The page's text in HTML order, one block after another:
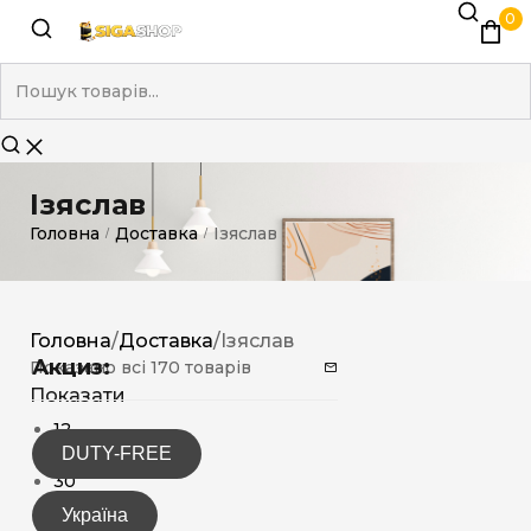
0
Ізяслав
Головна / Доставка / Ізяслав
Акциз:
DUTY-FREE
Україна
Головна/Доставка/ Ізяслав
Показано всі 170 товарів
Показати
12
15
30